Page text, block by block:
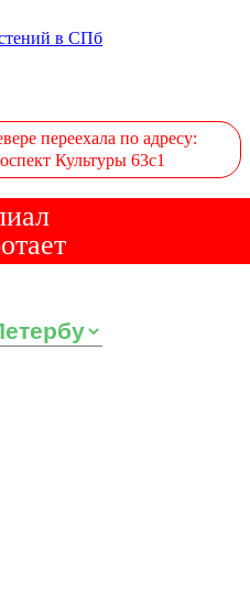
в СПб
переехала по адресу:
Культуры 63с1